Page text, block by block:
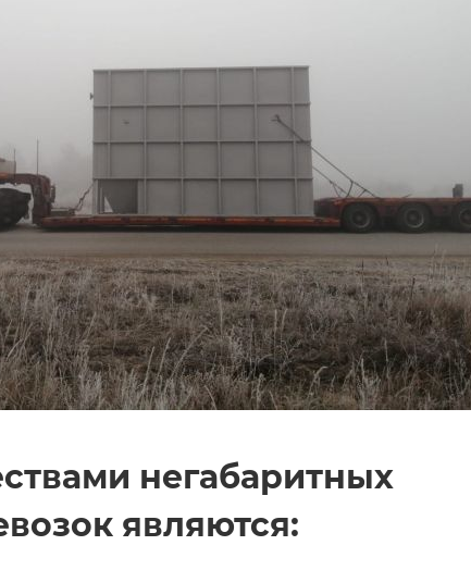
негабаритных
являются: